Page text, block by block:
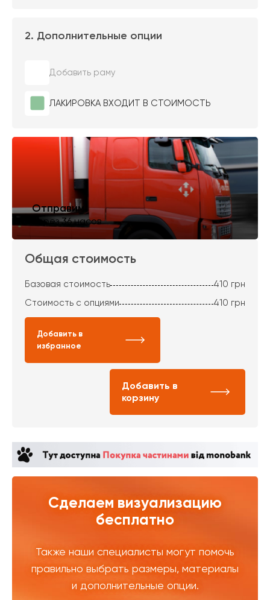
2. Дополнительные опции
Добавить раму
ЛАКИРОВКА ВХОДИТ В СТОИМОСТЬ
Отправим
через 36 часов
Общая стоимость
Базовая стоимость 410 грн
Стоимость с опциями
410 грн
Добавить в
избранное
Добавить в
корзину
Сделаем визуализацию
бесплатно
Также наши специалисты могут помочь
правильно выбрать размеры, материалы
и дополнительные опции.